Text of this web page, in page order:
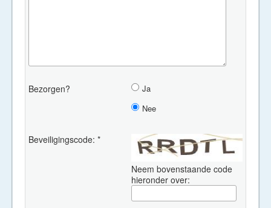
Bezorgen?
Ja
Nee
Beveiligingscode: *
Neem bovenstaande code
hieronder over: